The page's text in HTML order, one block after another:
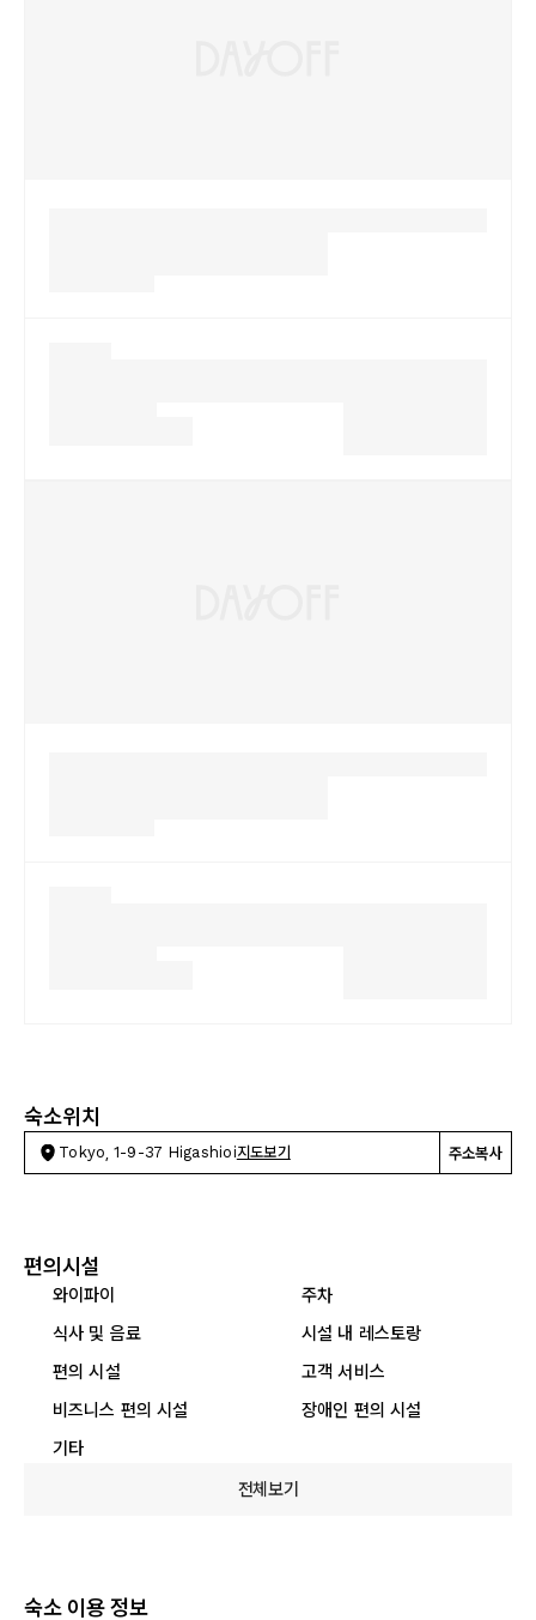
숙소위치
Tokyo, 1-9-37 Higashioi지도보기 주소복사
편의시설
와이파이
주차
식사 및 음료
시설 내 레스토랑
편의 시설
고객 서비스
비즈니스 편의 시설
장애인 편의 시설
기타
전체보기
숙소 이용 정보